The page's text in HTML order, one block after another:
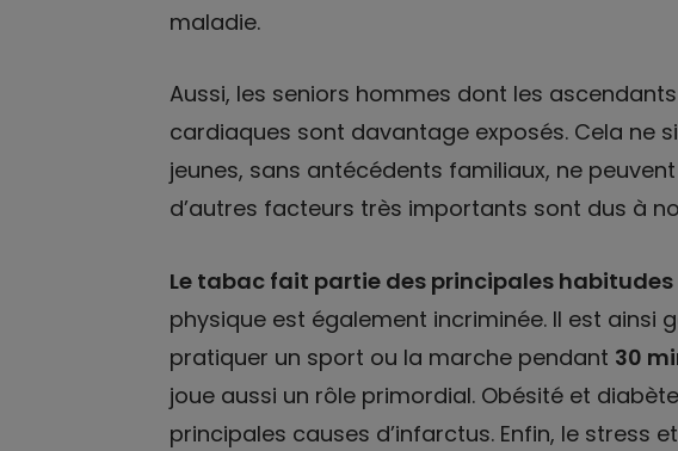
maladie.
Aussi, les seniors hommes dont les
cardiaques sont davantage exposés. Cela ne
jeunes, sans antécédents familiaux, ne
d’autres facteurs très importants sont dus à
Le tabac fait partie des principales
physique est également incriminée. Il est ainsi
pratiquer un sport ou la marche pendant 30
joue aussi un rôle primordial. Obésité et
principales causes d’infarctus. Enfin, le stress